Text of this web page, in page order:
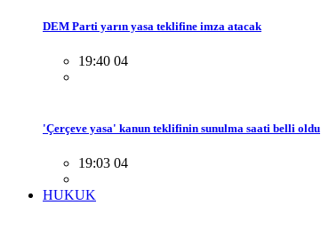
DEM Parti yarın yasa teklifine imza atacak
19:40 04
'Çerçeve yasa' kanun teklifinin sunulma saati belli oldu
19:03 04
HUKUK